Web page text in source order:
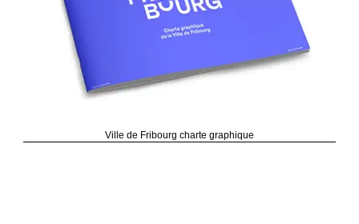
Ville de Fribourg charte graphique